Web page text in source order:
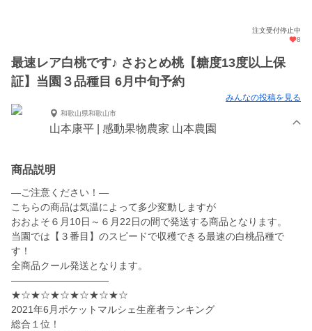
注文受付停止中
8
最速レア白桃です♪ さおとめ桃【糖度13度以上保
証】当園３品種目 6月中旬予約
みんなの投稿を見る
和歌山県和歌山市
山本康平 | 感動果物農家 山本農園
商品説明
—ご注意ください！—
こちらの商品は気温によって多少変動しますが
おおよそ６月10日～６月22日の間で発送する商品となります。
当園では【３番目】のスピードで収穫できる最速の白桃品種で
す！
全商品クール発送となります。
——————————
★☆★☆★☆★☆★☆★☆
2021年6月ポケットマルシェ生産者ランキング
総合１位！